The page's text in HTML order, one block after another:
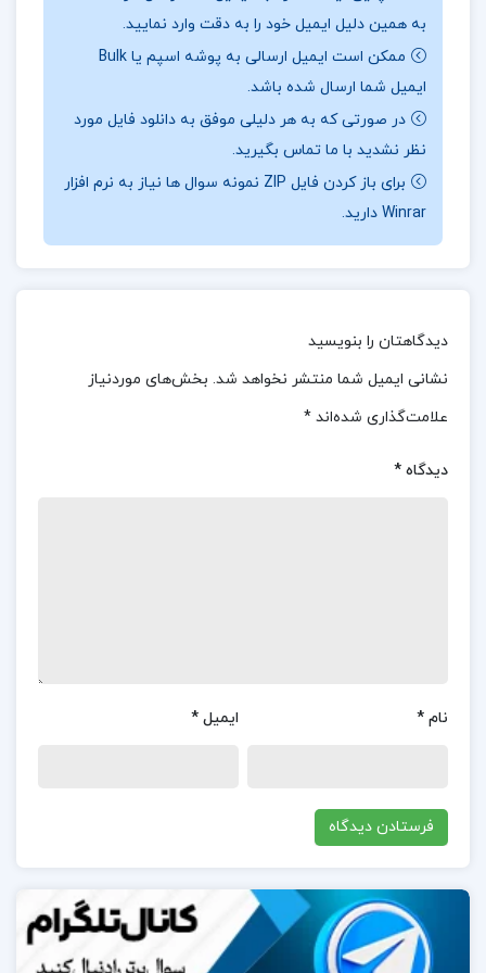
نقد و بررسی کتابمدیریت مالی 2 دکتر مهدی تقوی:
کتاب «مدیریت مالی ۲» نوشته دکتر مهدی تقوی، یکی از
آثار برجسته و اساسی در زمینه مدیریت مالی به شمار
می‌آید که به طور ویژه برای دانشجویان، پژوهشگران و
علاقه‌مندان به این حوزه طراحی شده است.این کتاب با
رویکردی جامع و علمی به بررسی و تحلیل موضوعات
پیشرفته در مدیریت مالی پرداخته و تلاش می‌کند تا
خوانندگان را با مفاهیم کلیدی و ابزارهای کاربردی این حوزه
مهدی تقوی:
کلی بازخوردهای مثبتی از سوی کاربران دریافت کرده
منظم کتاب و ارائه مثال‌های کاربردی و واقعی برای توضیح
درک بهتر مسائل مالی و تصمیم‌گیری‌های مالی شناخته
شود.
در مورد نویسنده کتاب
مدیریت مالی 2 دکتر مهدی
تقوی:
به همین دلیل ایمیل خود را به دقت وارد نمایید.
ممکن است ایمیل ارسالی به پوشه اسپم یا Bulk
ایمیل شما ارسال شده باشد.
در صورتی که به هر دلیلی موفق به دانلود فایل مورد
نظر نشدید با ما تماس بگیرید.
برای باز کردن فایل ZIP نمونه سوال ها نیاز به نرم افزار
Winrar دارید.
دیدگاهتان را بنویسید
نشانی ایمیل شما منتشر نخواهد شد. بخش‌های موردنیاز
علامت‌گذاری شده‌اند *
دیدگاه *
نام * ایمیل *